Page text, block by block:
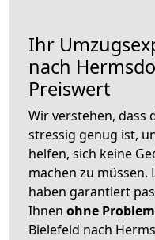
Ihr
nach
Preiswert
Wir verstehen, dass
stressig genug ist,
helfen, sich keine
machen zu müssen.
haben garantiert
Ihnen ohne
Bielefeld nach